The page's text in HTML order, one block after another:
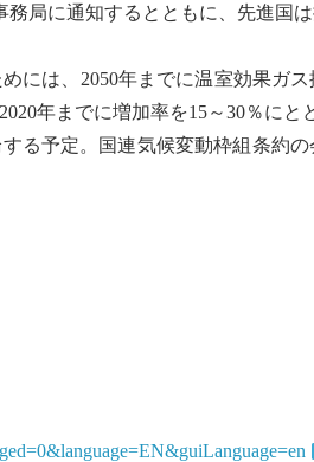
務局に通知するとともに、先進国は
には、2050年までに温室効果ガス
年までに増加率を15～30％にと
る予定。国連気候変動枠組条約